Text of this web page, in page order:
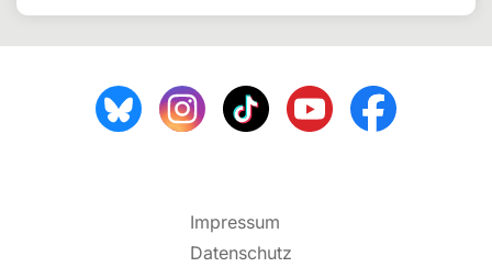
Search
Impressum
Datenschutz